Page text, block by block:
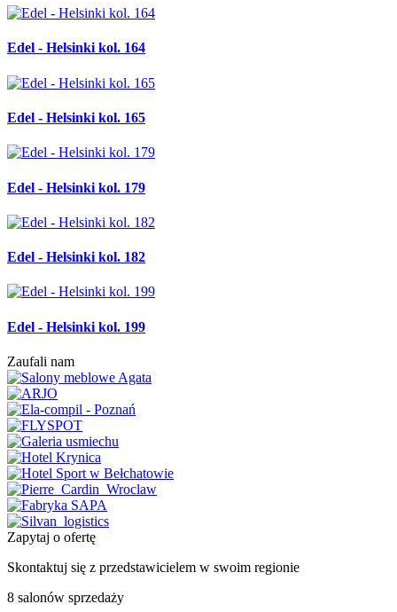
Edel - Helsinki kol. 164
Edel - Helsinki kol. 165
Edel - Helsinki kol. 179
Edel - Helsinki kol. 182
Edel - Helsinki kol. 199
Zaufali nam
Zapytaj o ofertę
Skontaktuj się z przedstawicielem w swoim regionie
8 salonów sprzedaży